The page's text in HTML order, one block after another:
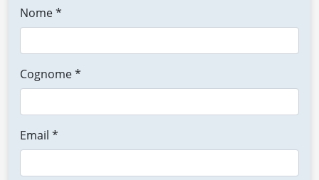
Nome *
Cognome *
Email *